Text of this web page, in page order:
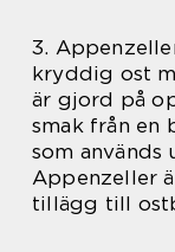
3.
kryddig ost
är gjord på
smak från en
som
Appenzeller
tillägg till